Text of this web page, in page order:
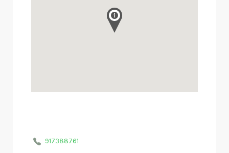
917388761